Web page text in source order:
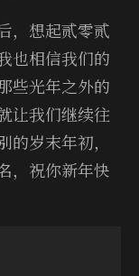
，想起贰零贰
也相信我们的
些光年之外的
让我们继续往
岁末年初，
，祝你新年快